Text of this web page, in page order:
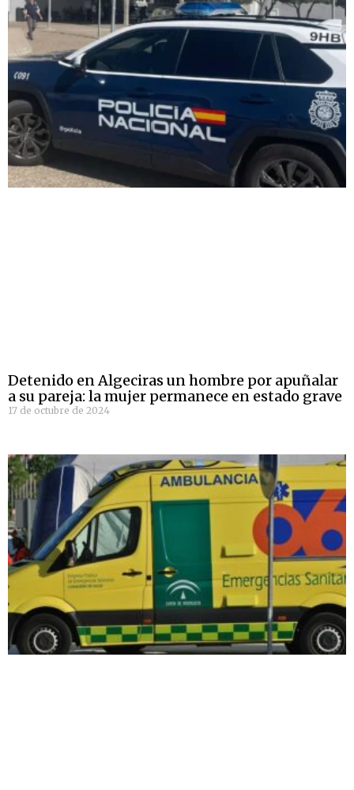
Detenido en Algeciras un hombre por apuñalar
a su pareja: la mujer permanece en estado grave
17 de octubre de 2024